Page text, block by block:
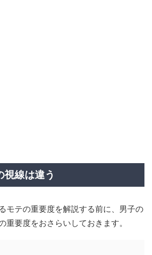
視線は違う
モテの重要度を解説する前に、男子の
重要度をおさらいしておきます。